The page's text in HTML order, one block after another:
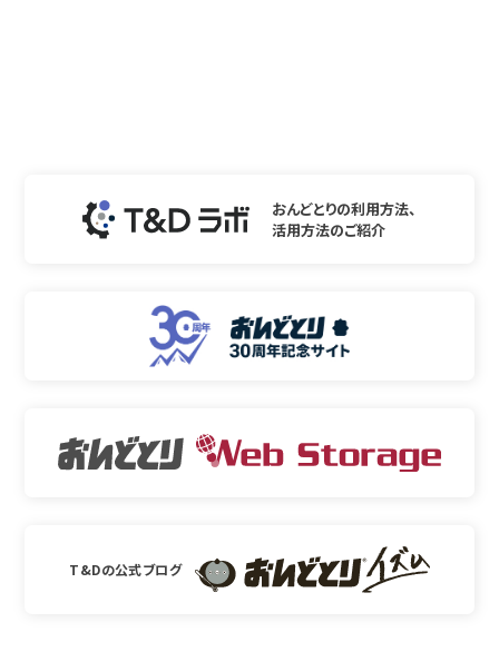
おんどとりの利用方法、
活用方法のご紹介
T&Dの公式ブログ